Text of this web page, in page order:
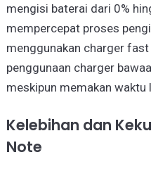
mengisi baterai dari 0%
mempercepat proses
menggunakan charger
penggunaan charger
meskipun memakan waktu
Kelebihan dan
Note